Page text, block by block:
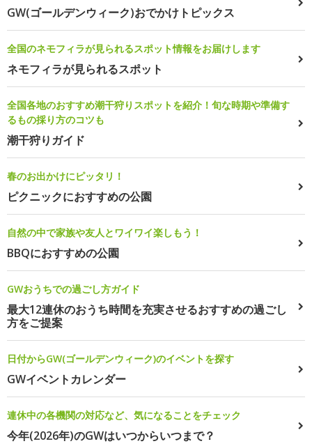
GW(ゴールデンウィーク)おでかけトピックス
全国のネモフィラが見られるスポット情報をお届けします
ネモフィラが見られるスポット
全国各地のおすすめ潮干狩りスポットを紹介！旬な時期や準備す
るもの採り方のコツも
潮干狩りガイド
春のお出かけにピッタリ！
ピクニックにおすすめの公園
自然の中で家族や友人とワイワイ楽しもう！
BBQにおすすめの公園
GWおうちでの過ごし方ガイド
最大12連休のおうち時間を充実させるおすすめの過ごし
方をご提案
日付からGW(ゴールデンウィーク)のイベントを探す
GWイベントカレンダー
連休中の各機関の対応など、気になることをチェック
今年(2026年)のGWはいつからいつまで？